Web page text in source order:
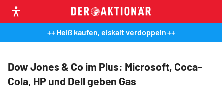
++ Heiß kaufen, eiskalt verdoppeln ++
Dow Jones & Co im Plus: Microsoft, Coca-
Cola, HP und Dell geben Gas